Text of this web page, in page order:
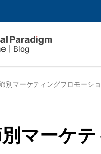
別マーケティングプロモーシ
マーケ